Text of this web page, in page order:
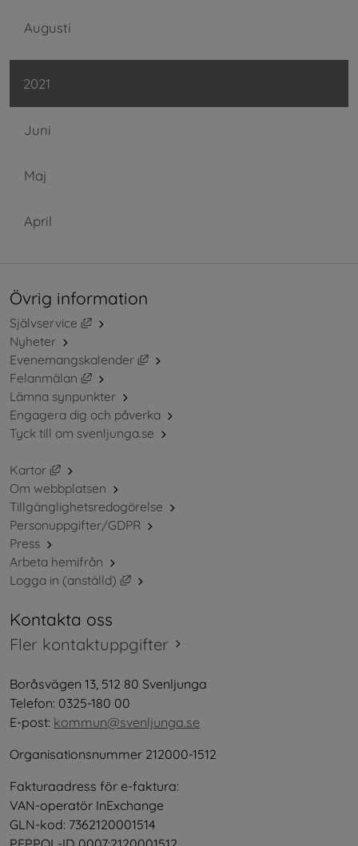
Augusti
2021
Juni
Maj
April
Övrig information
Självservice
Länk till annan webbplats, öppnas i nytt fönster.
Nyheter
Evenemangskalender
Länk till annan webbplats, öppnas i
Felanmälan
Länk till annan webbplats, öppnas i nytt fönster.
Lämna synpunkter
Engagera dig och påverka
Tyck till om svenljunga.se
Kartor
Länk till annan webbplats, öppnas i nytt fönster.
Om webbplatsen
Tillgänglighetsredogörelse
Personuppgifter/GDPR
Press
Arbeta hemifrån
Logga in (anställd)
Länk till annan webbplats, öppnas i nytt
Kontakta oss
Fler kontaktuppgifter
Boråsvägen 13, 512 80 Svenljunga
Telefon: 0325-180 00
E-post: kommun@svenljunga.se
Organisationsnummer 212000-1512
Fakturaadress för e-faktura:
VAN-operatör InExchange
GLN-kod: 7362120001514